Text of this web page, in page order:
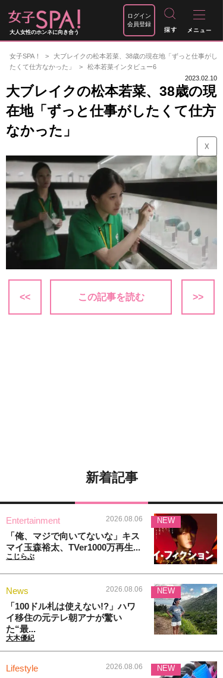
大人女性のホンネに向き合う
ログイン
会員登録
女子SPA！
大ブレイクの松本若菜、38歳の現在地「ずっと仕事がし
たくて仕方なかった」
松本若菜インタビュー6
2023.02.10
大ブレイクの松本若菜、38歳の現
在地「ずっと仕事がしたくて仕方
なかった」
☓
<< この記事を読む >>
新着記事
Entertainment 2026.08.06
「俺、マジで向いてないな」キス
マイ玉森裕太、TVer1000万再生...
こじらぶ
NEW
News 2026.08.06
「100ドル札は使えない!?」ハワ
イ移住の元テレ朝アナが驚い
た“最...
大木優紀
NEW
Lifestyle 2026.08.06 NEW